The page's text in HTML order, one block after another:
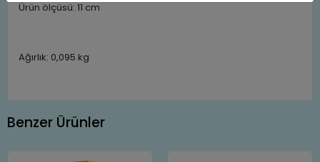
Ürün ölçüsü: 11 cm
Ağırlık: 0,095 kg
Benzer Ürünler